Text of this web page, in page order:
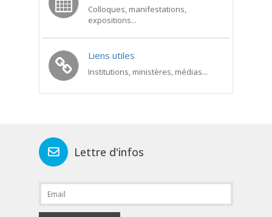
Colloques, manifestations,
expositions...
Liens utiles
Institutions, ministères, médias...
Lettre d'infos